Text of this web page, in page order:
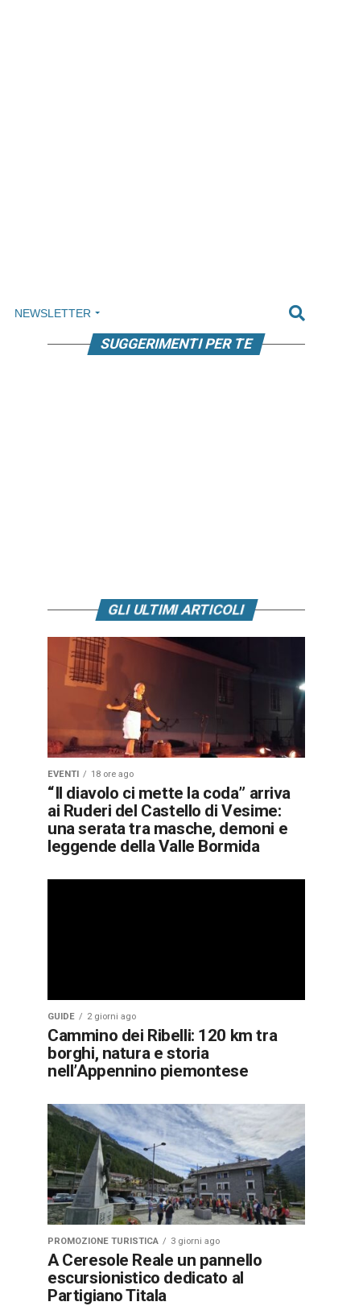
NEWSLETTER
SUGGERIMENTI PER TE
GLI ULTIMI ARTICOLI
EVENTI 18 ore ago
“Il diavolo ci mette la coda” arriva
ai Ruderi del Castello di Vesime:
una serata tra masche, demoni e
leggende della Valle Bormida
GUIDE 2 giorni ago
Cammino dei Ribelli: 120 km tra
borghi, natura e storia
nell’Appennino piemontese
PROMOZIONE TURISTICA 3 giorni ago
A Ceresole Reale un pannello
escursionistico dedicato al
Partigiano Titala